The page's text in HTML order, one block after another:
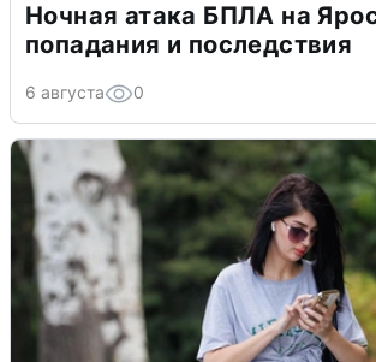
Ночная атака БПЛА на
попадания и последствия
6 августа 0